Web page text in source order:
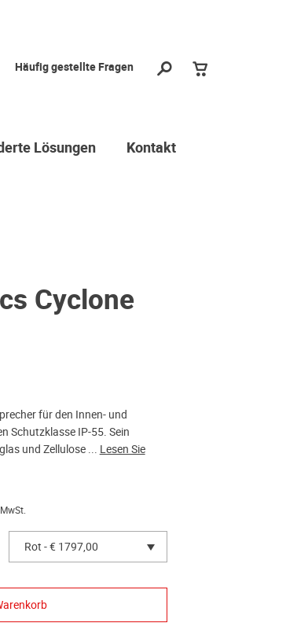
Häufig gestellte Fragen
Lösungen Kontakt
Cyclone
für den Innen- und
Schutzklasse IP-55. Sein
und Zellulose ... Lesen Sie
Rot - € 1797,00